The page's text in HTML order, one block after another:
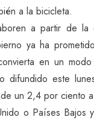
a la bicicleta.
a partir de la
ya ha
en un
difundido este
un 2,4 por ciento
o Países Bajos